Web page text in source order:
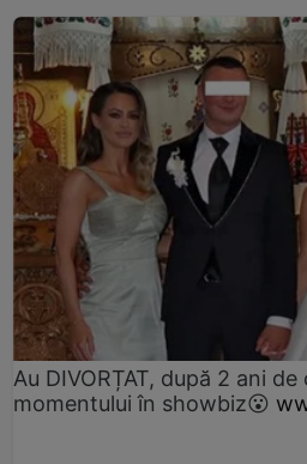
Au DIVORȚAT, după 2 ani
momentului în showbiz😮